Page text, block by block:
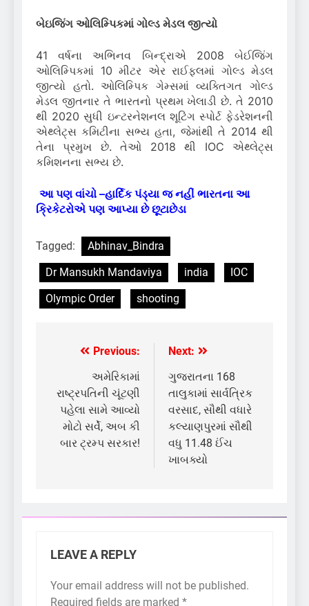
બેઇજિંગ ઓલિમ્પિકમાં ગોલ્ડ મેડલ જીત્યો
41 વર્ષના અભિનવ બિન્દ્રાએ 2008 બેઈજિંગ
ઓલિમ્પિકમાં 10 મીટર એર રાઈફલમાં ગોલ્ડ મેડલ
જીત્યો હતો. ઓલિમ્પિક ગેમ્સમાં વ્યક્તિગત ગોલ્ડ
મેડલ જીતનાર તે ભારતનો પ્રથમ ખેલાડી છે. તે 2010
થી 2020 સુધી ઇન્ટરનેશનલ શૂટિંગ સ્પોર્ટ ફેડરેશનની
એથ્લેટ્સ કમિટીના સભ્ય હતા, જેમાંથી તે 2014 થી
તેના પ્રમુખ છે. તેઓ 2018 થી IOC એથ્લેટ્સ
કમિશનના સભ્ય છે.
આ પણ વાંચો –હાર્દિક પંડ્યા જ નહીં ભારતના આ
ક્રિકેટરોએ પણ આપ્યા છે છૂટાછેડા
Tagged:
Abhinav_Bindra
Dr Mansukh Mandaviya
india
IOC
Olympic Order
shooting
Post
navigation
Previous:
અમેરિકામાં
રાષ્ટ્રપતિની ચૂંટણી
પહેલા સામે આવ્યો
મોટો સર્વે, અબ કી
બાર ટ્રમ્પ સરકાર!
Next:
ગુજરાતના 168
તાલુકામાં સાર્વત્રિક
વરસાદ, સૌથી વધારે
કલ્યાણપુરમાં સૌથી
વધુ 11.48 ઈંચ
ખાબક્યો
LEAVE A REPLY
Your email address will not be published.
Required fields are marked *